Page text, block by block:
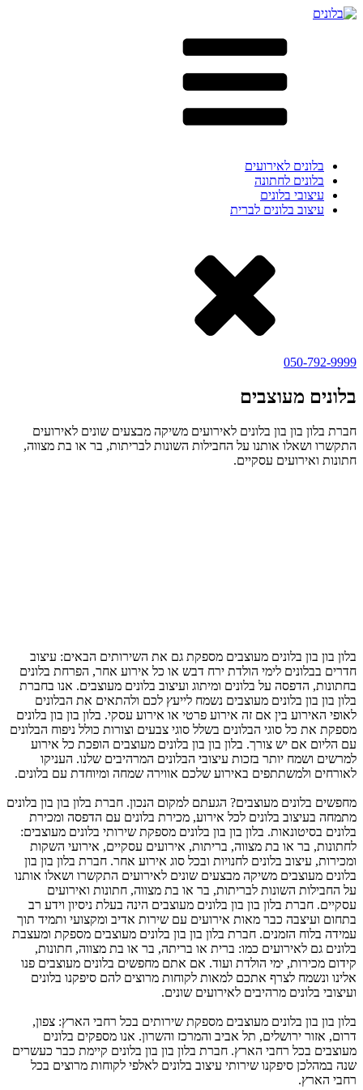
בלונים לאירועים
בלונים לחתונה
עיצובי בלונים
עיצוב בלונים לברית
050-792-9999
בלונים מעוצבים
חברת בלון בון בון בלונים לאירועים משיקה מבצעים שונים לאירועים
התקשרו ושאלו אותנו על החבילות השונות לבריתות, בר או בת מצווה,
חתונות ואירועים עסקיים.
בלון בון בון בלונים מעוצבים מספקת גם את השירותים הבאים: עיצוב
חדרים בבלונים לימי הולדת ירח דבש או כל אירוע אחר, הפרחת בלונים
בחתונות, הדפסה על בלונים ומיתוג ועיצוב בלונים מעוצבים. אנו בחברת
בלון בון בון בלונים מעוצבים נשמח לייעץ לכם ולהתאים את הבלונים
לאופי האירוע בין אם זה אירוע פרטי או אירוע עסקי. בלון בון בון בלונים
מספקת את כל סוגי הבלונים בשלל סוגי צבעים וצורות כולל ניפוח הבלונים
עם הליום אם יש צורך. בלון בון בון בלונים מעוצבים הופכת כל אירוע
למרשים ושמח יותר בזכות עיצובי הבלונים המרהיבים שלנו. העניקו
לאורחים ולמשתתפים באירוע שלכם אווירה שמחה ומיוחדת עם בלונים.
מחפשים בלונים מעוצבים? הגעתם למקום הנכון. חברת בלון בון בון בלונים
מתמחה בעיצוב בלונים לכל אירוע, מכירת בלונים עם הדפסה ומכירת
בלונים בסיטונאות. בלון בון בון בלונים מספקת שירותי בלונים מעוצבים:
לחתונות, בר או בת מצווה, בריתות, אירועים עסקיים, אירועי השקות
ומכירות, עיצוב בלונים לחנויות ובכל סוג אירוע אחר. חברת בלון בון בון
בלונים מעוצבים משיקה מבצעים שונים לאירועים התקשרו ושאלו אותנו
על החבילות השונות לבריתות, בר או בת מצווה, חתונות ואירועים
עסקיים. חברת בלון בון בון בלונים מעוצבים הינה בעלת ניסיון וידע רב
בתחום ועיצבה כבר מאות אירועים עם שירות אדיב ומקצועי ותמיד תוך
עמידה בלוח הזמנים. חברת בלון בון בון בלונים מעוצבים מספקת ומעצבת
בלונים גם לאירועים כמו: ברית או בריתה, בר או בת מצווה, חתונות,
קידום מכירות, ימי הולדת ועוד. אם אתם מחפשים בלונים מעוצבים פנו
אלינו ונשמח לצרף אתכם למאות לקוחות מרוצים להם סיפקנו בלונים
ועיצובי בלונים מרהיבים לאירועים שונים.
בלון בון בון בלונים מעוצבים מספקת שירותים בכל רחבי הארץ: צפון,
דרום, אזור ירושלים, תל אביב והמרכז והשרון. אנו מספקים בלונים
מעוצבים בכל רחבי הארץ. חברת בלון בון בון בלונים קיימת כבר כעשרים
שנה במהלכן סיפקנו שירותי עיצוב בלונים לאלפי לקוחות מרוצים בכל
רחבי הארץ.